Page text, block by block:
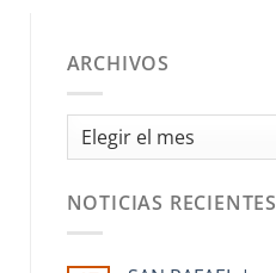
ARCHIVOS
Archivos
NOTICIAS RECIENTES